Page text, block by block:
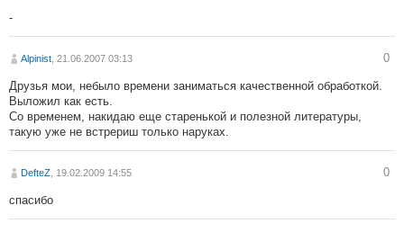
-
Alpinist , 21.06.2007 03:13 0
Друзья мои, небыло времени заниматься качественной обработкой.
Выложил как есть.
Со временем, накидаю еще старенькой и полезной литературы,
такую уже не встрериш только наруках.
DefteZ , 19.02.2009 14:55 0
спасибо